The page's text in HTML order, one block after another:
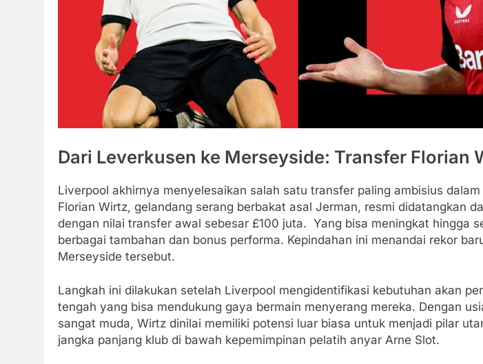
Dari Leverkusen ke Merseyside: Transfer Florian
Liverpool akhirnya menyelesaikan salah satu transfer paling ambisius
Florian Wirtz, gelandang serang berbakat asal Jerman, resmi didatangkan
dengan nilai transfer awal sebesar £100 juta. Yang bisa meningkat hingga
berbagai tambahan dan bonus performa. Kepindahan ini menandai rekor
Merseyside tersebut.
Langkah ini dilakukan setelah Liverpool mengidentifikasi kebutuhan akan
tengah yang bisa mendukung gaya bermain menyerang mereka. Dengan
sangat muda, Wirtz dinilai memiliki potensi luar biasa untuk menjadi pilar
jangka panjang klub di bawah kepemimpinan pelatih anyar Arne Slot.